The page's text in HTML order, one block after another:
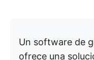
Un software de
ofrece una